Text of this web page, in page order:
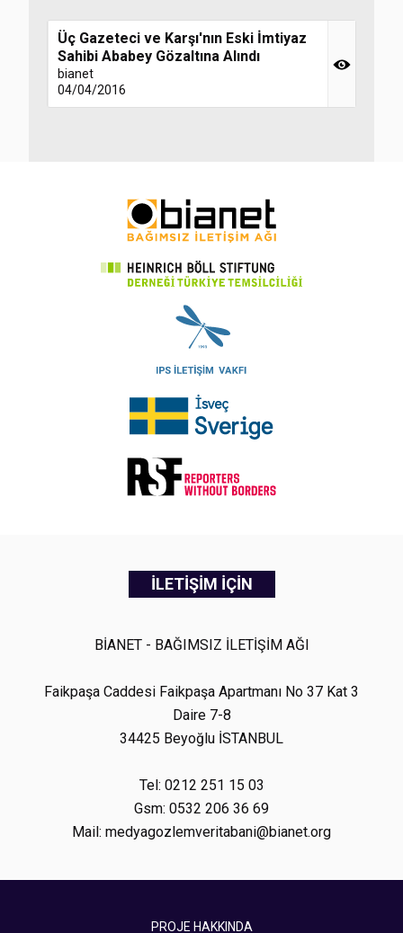
Üç Gazeteci ve Karşı'nın Eski İmtiyaz
Sahibi Ababey Gözaltına Alındı
bianet
04/04/2016
İLETİŞİM İÇİN
BİANET - BAĞIMSIZ İLETİŞİM AĞI
Faikpaşa Caddesi Faikpaşa Apartmanı No 37 Kat 3
Daire 7-8
34425 Beyoğlu İSTANBUL
Tel: 0212 251 15 03
Gsm: 0532 206 36 69
Mail: medyagozlemveritabani@bianet.org
PROJE HAKKINDA